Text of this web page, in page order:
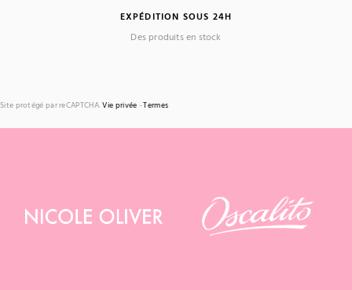
EXPÉDITION SOUS 24H
Des produits en stock
Site protégé par reCAPTCHA.Vie privée -Termes